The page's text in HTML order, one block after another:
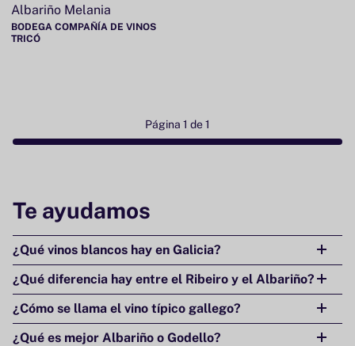
Albariño Melania
BODEGA COMPAÑÍA DE VINOS
TRICÓ
Página 1 de 1
Te ayudamos
¿Qué vinos blancos hay en Galicia?
¿Qué diferencia hay entre el Ribeiro y el Albariño?
¿Cómo se llama el vino típico gallego?
¿Qué es mejor Albariño o Godello?